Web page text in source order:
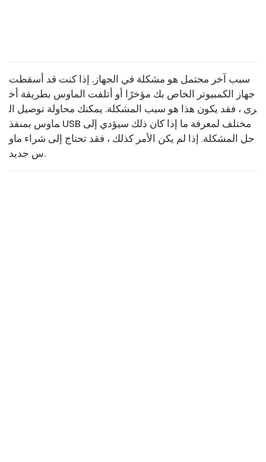
سبب آخر محتمل هو مشكلة في الجهاز. إذا كنت قد أسقطت
جهاز الكمبيوتر الخاص بك مؤخرًا أو أتلفت الماوس بطريقة أخ
رى ، فقد يكون هذا هو سبب المشكلة. يمكنك محاولة توصيل ال
ماوس بمنفذ USB مختلف لمعرفة ما إذا كان ذلك سيؤدي إلى
حل المشكلة. إذا لم يكن الأمر كذلك ، فقد تحتاج إلى شراء ماو
س جديد.